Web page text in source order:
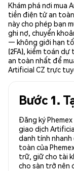
Khám phá nơi mua
tiền điện tử an
này cho phép bạn
ghi nợ, chuyển
— không giới hạn
(2FA), kiểm toán
an toàn nhất để
Artificial CZ trực
Bước 1.
Đăng ký
giao dịch
danh tính
toàn của
trữ, giữ cho tài
cho sàn trở nên